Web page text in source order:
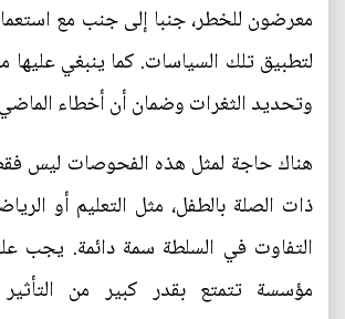
معرضون للخطر، جنبا إلى جنب مع
لتطبيق تلك السياسات. كما ينبغي عليها
وتحديد الثغرات وضمان أن أخطاء
هناك حاجة لمثل هذه الفحوصات ليس
ذات الصلة بالطفل، مثل التعليم أو
التفاوت في السلطة سمة دائمة. يجب
مؤسسة تتمتع بقدر كبير من التأثير